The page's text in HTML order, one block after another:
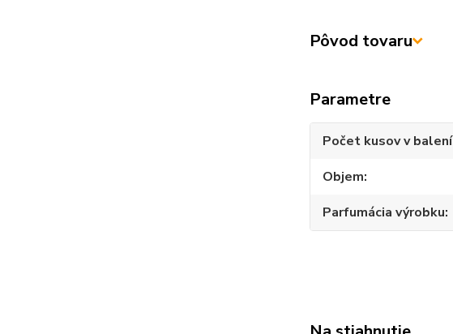
Pôvod tovaru
Parametre
Počet kusov v balení
Objem
Parfumácia výrobku